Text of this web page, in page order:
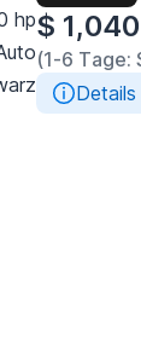
hp$
(1-6 Tage:
Details